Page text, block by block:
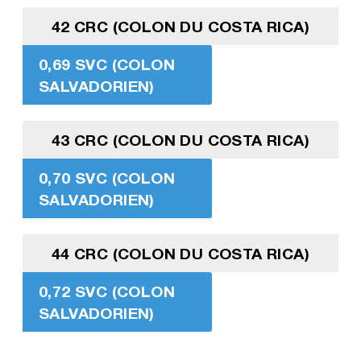
42 CRC (COLON DU COSTA RICA)
0,69 SVC (COLON
SALVADORIEN)
43 CRC (COLON DU COSTA RICA)
0,70 SVC (COLON
SALVADORIEN)
44 CRC (COLON DU COSTA RICA)
0,72 SVC (COLON
SALVADORIEN)